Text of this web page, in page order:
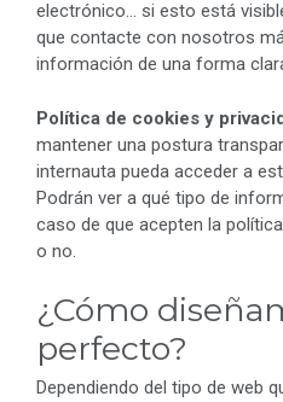
electrónico… si esto está
que contacte con nosotros
información de una forma
Política de cookies y
mantener una postura
internauta pueda acceder a
Podrán ver a qué tipo de
caso de que acepten la
o no.
¿Cómo
perfecto?
Dependiendo del tipo de web